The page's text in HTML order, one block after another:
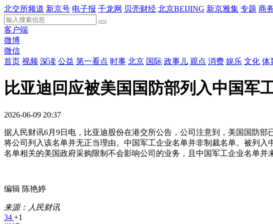
北交所频道 新京号 电子报 千龙网 贝壳财经 北京BEIJING 新京雅集 专题 商
客户端
微博
微信
首页 视频 深读 公益 第一看点 时事 北京 国际 政事儿 观点 消费 娱乐 文化 体
比亚迪回应被美国国防部列入中国军
2026-06-09 20:37
据人民财讯6月9日电，比亚迪股份在港交所公告，公司注意到，美国国防
将公司列入该名单并无正当理由。中国军工企业名单并非制裁名单。被列
名单相关的美国政府采购限制不会影响公司的业务，且中国军工企业名单并
编辑 陈艳婷
来源：人民财讯
34 +1